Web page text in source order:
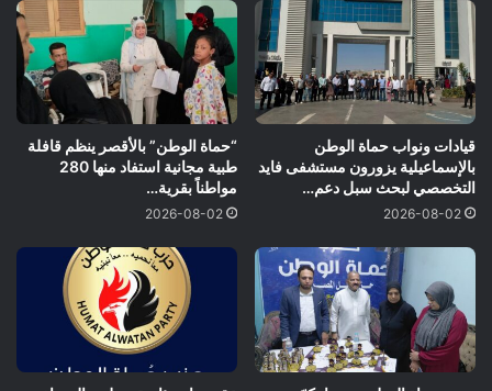
قيادات ونواب حماة الوطن
بالإسماعيلية يزورون مستشفى فايد
التخصصي لبحث سبل دعم…
2026-08-02
“حماة الوطن” بالأقصر ينظم قافلة
طبية مجانية استفاد منها 280
مواطناً بقرية…
2026-08-02